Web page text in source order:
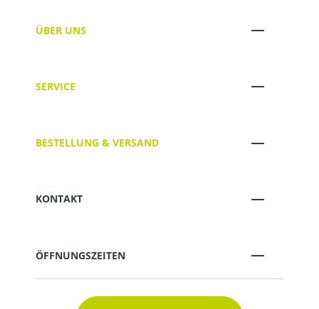
ÜBER UNS
SERVICE
BESTELLUNG & VERSAND
KONTAKT
ÖFFNUNGSZEITEN